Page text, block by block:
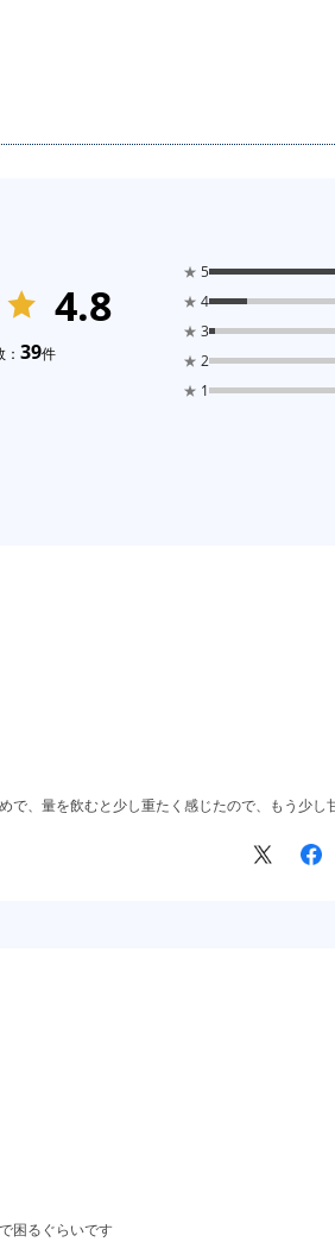
4.8
39件
★ 5
★ 4
★ 3
★ 2
★ 1
、量を飲むと少し重たく感じたので、もう少し
困るぐらいです